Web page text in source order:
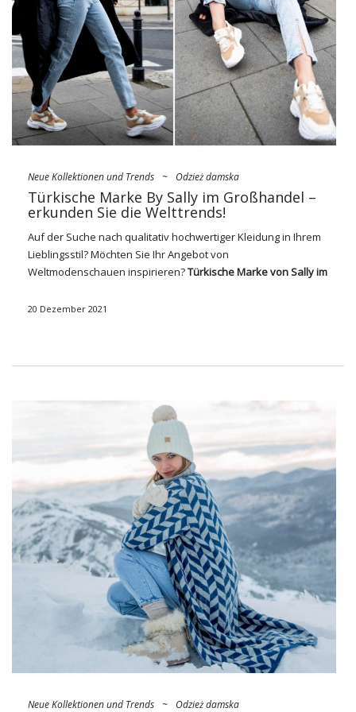
Neue Kollektionen und Trends ~ Odzież damska
Türkische Marke By Sally im Großhandel –
erkunden Sie die Welttrends!
Auf der Suche nach qualitativ hochwertiger Kleidung in Ihrem
Lieblingsstil? Möchten Sie IhrAngebotvon
Weltmodenschauen inspirieren?Türkische Marke von Sally im
es, originelle Kleidung anzubieten, in der Sie vor allem mutige
Großhandel – warum lohnt es sich?
Sie trat bereits 2015 dem Markenportfolio von
FactoryPrice.eu
bei und ermutigt seitdem Frauen ständig zu
Modeexperimenten. WarumTürkische Marke von Sally im
Online-Großhandel
zdołała zyskać aż taką popularność?
Ponieważ jako jedna z nielicznych jest w 100% utrzymana w
blogerskim stylu, dzięki czemu …
20 Dezember 2021
Neue Kollektionen und Trends ~ Odzież damska